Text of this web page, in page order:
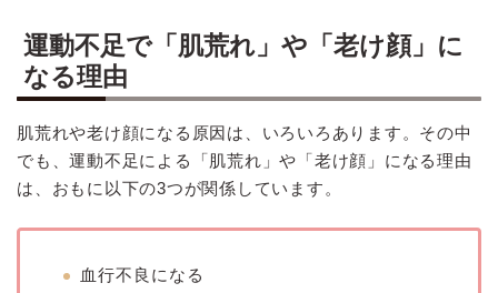
運動不足で「肌荒れ」や「老け顔」に
なる理由
肌荒れや老け顔になる原因は、いろいろあります。その中
でも、運動不足による「肌荒れ」や「老け顔」になる理由
は、おもに以下の3つが関係しています。
血行不良になる